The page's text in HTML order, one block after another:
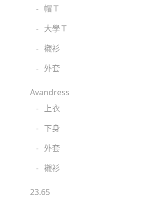
- 帽Ｔ
- 大學Ｔ
- 襯衫
- 外套
Avandress
-
上衣
- 下身
- 外套
- 襯衫
23.65